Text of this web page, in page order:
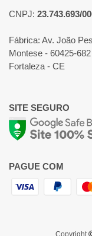
CNPJ: 23.743.693/
Fábrica: Av. João
Montese - 60425-682
Fortaleza - CE
SITE SEGURO
PAGUE COM
Copyright